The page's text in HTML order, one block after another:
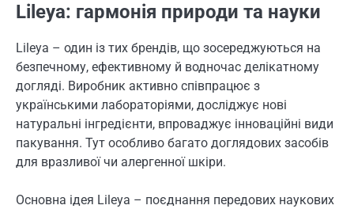
Lileya: гармонія природи та науки
Lileya – один із тих брендів, що зосереджуються на
безпечному, ефективному й водночас делікатному
догляді. Виробник активно співпрацює з
українськими лабораторіями, досліджує нові
натуральні інгредієнти, впроваджує інноваційні види
пакування. Тут особливо багато доглядових засобів
для вразливої чи алергенної шкіри.
Основна ідея Lileya – поєднання передових наукових